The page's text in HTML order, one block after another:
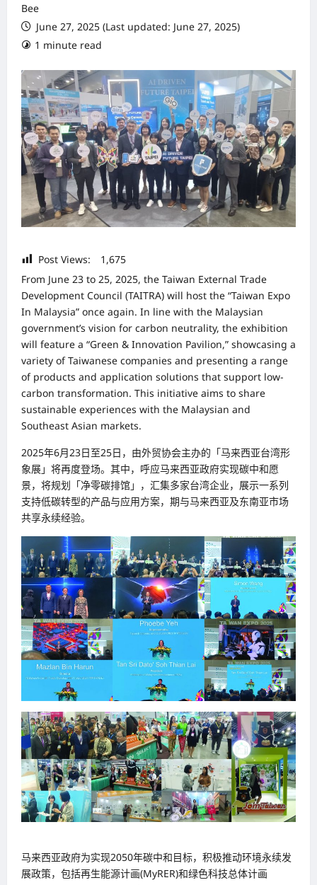
Bee
June 27, 2025 (Last updated: June 27, 2025)
1 minute read
Post Views:
1,675
From June 23 to 25, 2025, the Taiwan External Trade
Development Council (TAITRA) will host the “Taiwan Expo
In Malaysia” once again. In line with the Malaysian
government’s vision for carbon neutrality, the exhibition
will feature a “Green & Innovation Pavilion,” showcasing a
variety of Taiwanese companies and presenting a range
of products and application solutions that support low-
carbon transformation. This initiative aims to share
sustainable experiences with the Malaysian and
Southeast Asian markets.
2025年6月23日至25日，由外贸协会主办的「马来西亚台湾形
象展」将再度登场。其中，呼应马来西亚政府实现碳中和愿
景，将规划「净零碳排馆」，汇集多家台湾企业，展示一系列
支持低碳转型的产品与应用方案，期与马来西亚及东南亚市场
共享永续经验。
马来西亚政府为实现2050年碳中和目标，积极推动环境永续发
展政策，包括再生能源计画(MyRER)和绿色科技总体计画